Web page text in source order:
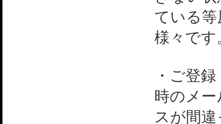
ている
様々です
・ご登
時のメ
スが間